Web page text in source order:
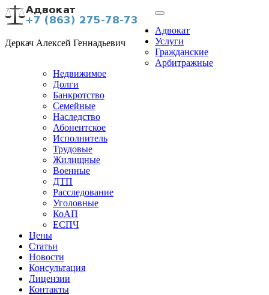
Деркач Алексей Геннадьевич
Адвокат
Услуги
Гражданские
Арбитражные
Недвижимое
Долги
Банкротство
Семейные
Наследство
Абонентское
Исполнитель
Трудовые
Жилищные
Военные
ДТП
Расследование
Уголовные
КоАП
ЕСПЧ
Цены
Статьи
Новости
Консультация
Лицензии
Контакты